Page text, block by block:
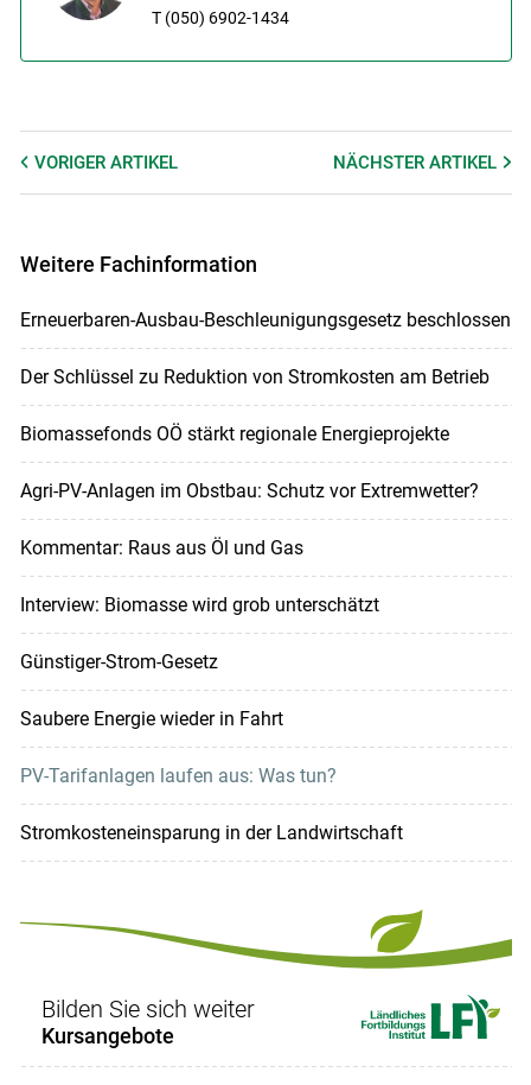
T (050) 6902-1434
VORIGER ARTIKEL NÄCHSTERARTIKEL
Weitere Fachinformation
Erneuerbaren-Ausbau-Beschleunigungsgesetz beschlossen
Der Schlüssel zu Reduktion von Stromkosten am Betrieb
Biomassefonds OÖ stärkt regionale Energieprojekte
Agri-PV-Anlagen im Obstbau: Schutz vor Extremwetter?
Kommentar: Raus aus Öl und Gas
Interview: Biomasse wird grob unterschätzt
Günstiger-Strom-Gesetz
Saubere Energie wieder in Fahrt
PV-Tarifanlagen laufen aus: Was tun?
Stromkosteneinsparung in der Landwirtschaft
Bilden Sie sich weiter
Kursangebote